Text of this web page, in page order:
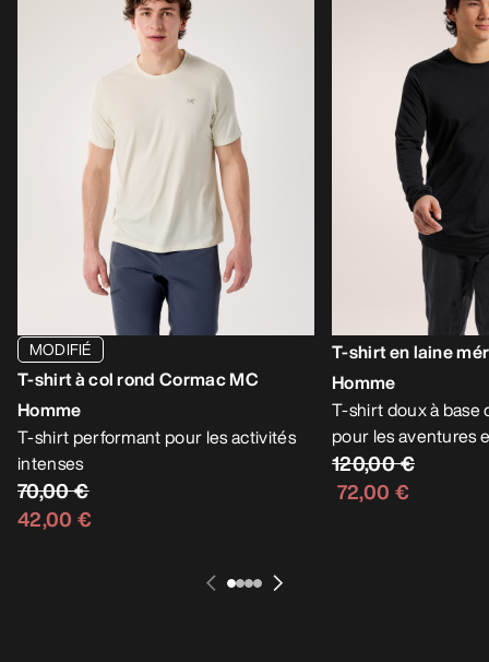
MODIFIÉ
T-shirt à col rond Cormac MC
Homme
T-shirt performant pour les activités
intenses
70,00 €
42,00 €
T-shirt en laine
Homme
T-shirt doux à base
pour les aventures
120,00 €
72,00 €